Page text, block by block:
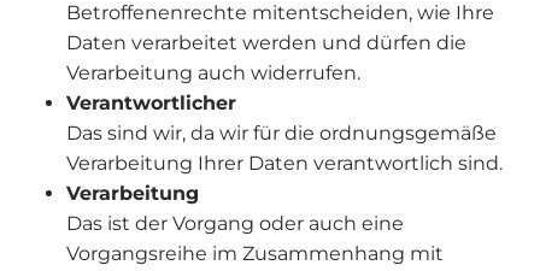
Betroffenenrechte mitentscheiden, wie Ihre
Daten verarbeitet werden und dürfen die
Verarbeitung auch widerrufen.
Verantwortlicher
Das sind wir, da wir für die ordnungsgemäße
Verarbeitung Ihrer Daten verantwortlich sind.
Verarbeitung
Das ist der Vorgang oder auch eine
Vorgangsreihe im Zusammenhang mit